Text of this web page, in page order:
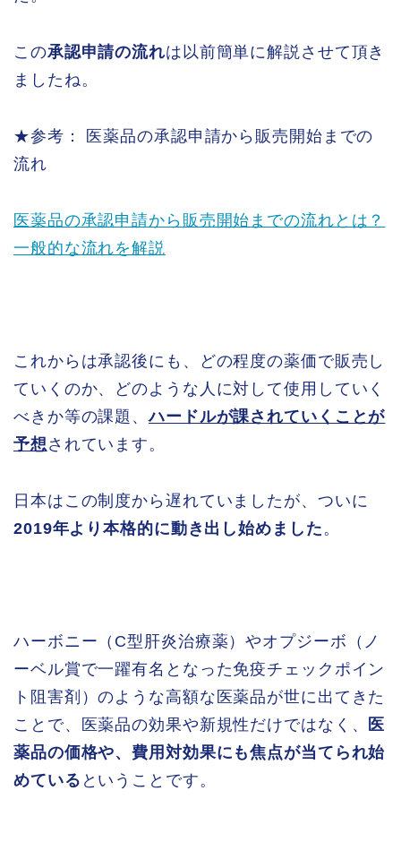
この承認申請の流れは以前簡単に解説させて頂き
ましたね。
★参考： 医薬品の承認申請から販売開始までの
流れ
医薬品の承認申請から販売開始までの流れとは？
一般的な流れを解説
これからは承認後にも、どの程度の薬価で販売し
ていくのか、どのような人に対して使用していく
べきか等の課題、ハードルが課されていくことが
予想 されています。
日本はこの制度から遅れていましたが、ついに
2019年より本格的に動き出し始めました 。
ハーボニー（C型肝炎治療薬）やオプジーボ（ノ
ーベル賞で一躍有名となった免疫チェックポイン
ト阻害剤）のような高額な医薬品が世に出てきた
ことで、医薬品の効果や新規性だけではなく、
医
薬品の価格や、費用対効果にも焦点が当てられ始
めている ということです。